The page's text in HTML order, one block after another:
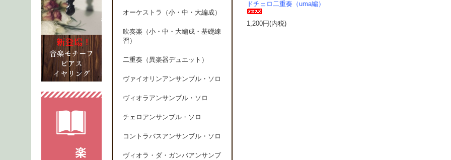
ドチェロ二重奏（uma編）
1,200円(内税)
オーケストラ（小・中・大編成）
吹奏楽（小・中・大編成・基礎練
習）
二重奏（異楽器デュエット）
ヴァイオリンアンサンブル・ソロ
ヴィオラアンサンブル・ソロ
チェロアンサンブル・ソロ
コントラバスアンサンブル・ソロ
ヴィオラ・ダ・ガンバアンサンブ